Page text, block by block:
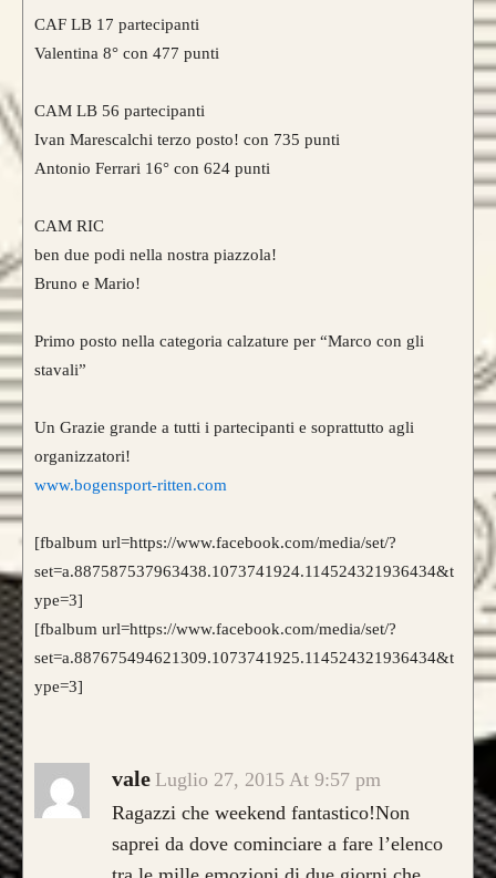
CAF LB 17 partecipanti
Valentina 8° con 477 punti
CAM LB 56 partecipanti
Ivan Marescalchi terzo posto! con 735 punti
Antonio Ferrari 16° con 624 punti
CAM RIC
ben due podi nella nostra piazzola!
Bruno e Mario!
Primo posto nella categoria calzature per “Marco con gli
stavali”
Un Grazie grande a tutti i partecipanti e soprattutto agli
organizzatori!
www.bogensport-ritten.com
[fbalbum url=https://www.facebook.com/media/set/?
set=a.887587537963438.1073741924.114524321936434&t
ype=3]
[fbalbum url=https://www.facebook.com/media/set/?
set=a.887675494621309.1073741925.114524321936434&t
ype=3]
vale Luglio 27, 2015 At 9:57 pm
Ragazzi che weekend fantastico!Non
saprei da dove cominciare a fare l’elenco